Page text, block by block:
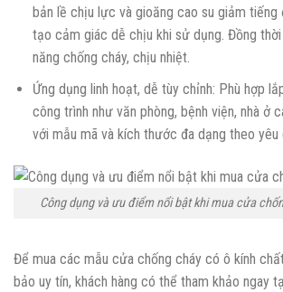
bản lề chịu lực và gioăng cao su giảm tiếng
tạo cảm giác dễ chịu khi sử dụng. Đồng
năng chống cháy, chịu nhiệt.
Ứng dụng linh hoạt, dễ tùy chỉnh: Phù hợp
công trình như văn phòng, bệnh viện, nhà ở
với mẫu mã và kích thước đa dạng theo yêu
Công dụng và ưu điểm nổi bật khi mua cửa
Để mua các mẫu cửa chống cháy có ô kính
bảo uy tín, khách hàng có thể tham khảo ngay